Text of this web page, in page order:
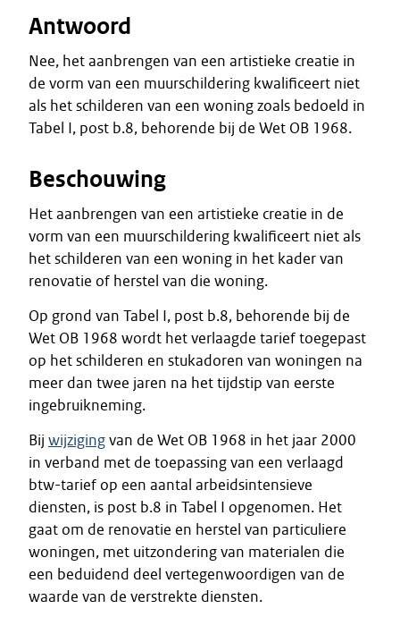
Antwoord
Nee, het aanbrengen van een artistieke creatie in
de vorm van een muurschildering kwalificeert niet
als het schilderen van een woning zoals bedoeld in
Tabel I, post b.8, behorende bij de Wet OB 1968.
Beschouwing
Het aanbrengen van een artistieke creatie in de
vorm van een muurschildering kwalificeert niet als
het schilderen van een woning in het kader van
renovatie of herstel van die woning.
Op grond van Tabel I, post b.8, behorende bij de
Wet OB 1968 wordt het verlaagde tarief toegepast
op het schilderen en stukadoren van woningen na
meer dan twee jaren na het tijdstip van eerste
ingebruikneming.
Bij wijzigingvan de Wet OB 1968 in het jaar 2000
in verband met de toepassing van een verlaagd
btw-tarief op een aantal arbeidsintensieve
diensten, is post b.8 in Tabel I opgenomen. Het
gaat om de renovatie en herstel van particuliere
woningen, met uitzondering van materialen die
een beduidend deel vertegenwoordigen van de
waarde van de verstrekte diensten.